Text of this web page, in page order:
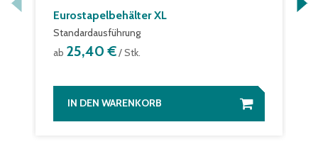
Eurostapelbehälter XL
Standardausführung
ab 25,40 €/ Stk.
IN DEN WARENKORB